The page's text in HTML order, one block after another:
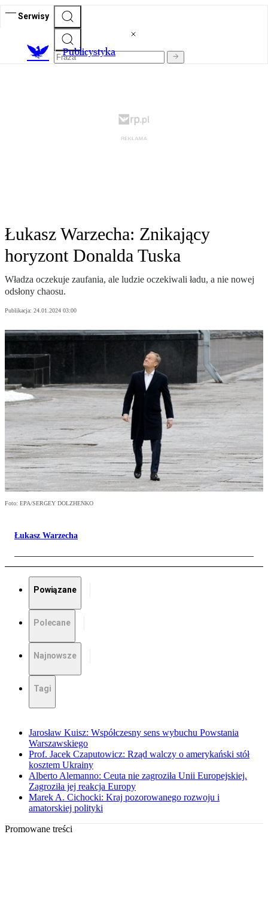
Serwisy
Publicystyka
Łukasz Warzecha: Znikający
horyzont Donalda Tuska
Władza oczekuje zaufania, ale ludzie oczekiwali ładu, a nie nowej
odsłony chaosu.
Publikacja: 24.01.2024 03:00
Foto: EPA/SERGEY DOLZHENKO
Łukasz Warzecha
Powiązane
Polecane
Najnowsze
Tagi
Jarosław Kuisz: Współczesny sens wybuchu Powstania
Warszawskiego
Prof. Jacek Czaputowicz: Rząd walczy o amerykański stół
kosztem Ukrainy
Alberto Alemanno: Ceuta nie zagroziła Unii Europejskiej.
Zagroziła jej reakcja Europy
Marek A. Cichocki: Kraj pozorowanego rozwoju i
amatorskiej polityki
Promowane treści